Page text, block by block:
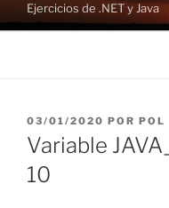
Ejercicios de .NET y Java
PUBLICADO
EL
03/01/2020 POR POL
Variable
10